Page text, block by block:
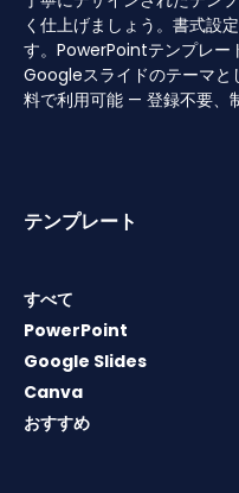
く仕上げましょう。書式設
す。PowerPointテンプレー
Googleスライドのテーマと
料で利用可能 — 登録不要、
テンプレート
すべて
PowerPoint
Google Slides
Canva
おすすめ